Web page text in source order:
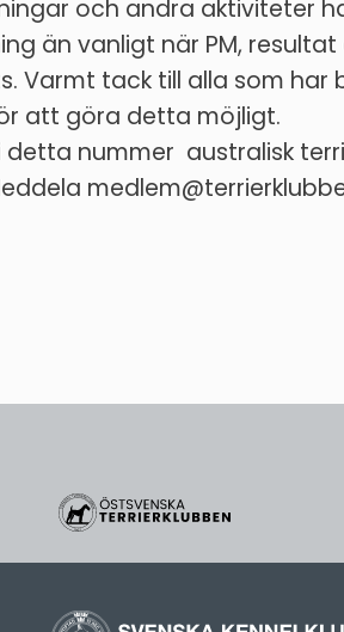
och andra aktiviteter
än vanligt när PM, resultat
Varmt tack till alla som har
att göra detta möjligt.
detta nummer australisk